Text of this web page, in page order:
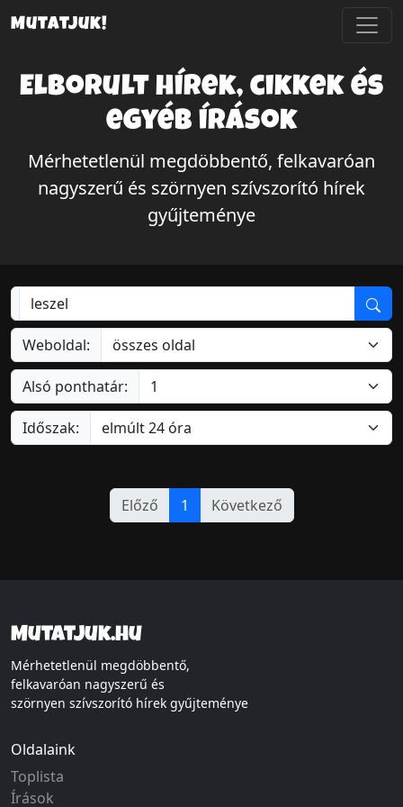
Mutatjuk!
Elborult hírek, cikkek és
egyéb írások
Mérhetetlenül megdöbbentő, felkavaróan
nagyszerű és szörnyen szívszorító hírek
gyűjteménye
Weboldal:
Alsó ponthatár:
Időszak:
Előző 1 Következő
Mutatjuk.hu
Mérhetetlenül megdöbbentő,
felkavaróan nagyszerű és
szörnyen szívszorító hírek gyűjteménye
Oldalaink
Toplista
Írások